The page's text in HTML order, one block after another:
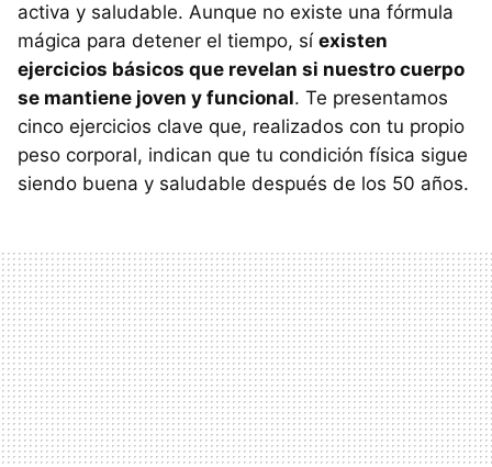
activa y saludable. Aunque no existe una fórmula
mágica para detener el tiempo, sí existen
ejercicios básicos que revelan si nuestro cuerpo
se mantiene joven y funcional. Te presentamos
cinco ejercicios clave que, realizados con tu propio
peso corporal, indican que tu condición física sigue
siendo buena y saludable después de los 50 años.